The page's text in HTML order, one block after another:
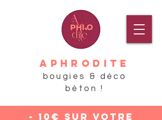
APHRODITE
bougies & déco
béton !
- 10€ sur votre